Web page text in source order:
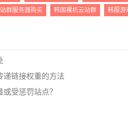
群服务器购买
韩国裸机云站群 韩服游
递链接权重的方法
受惩罚站点？